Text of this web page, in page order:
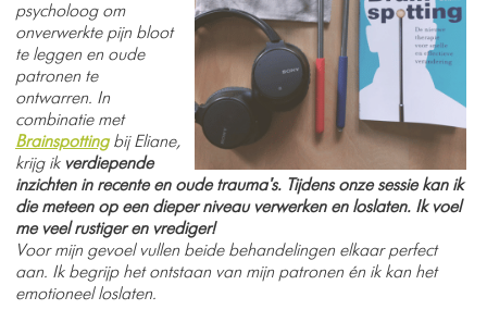
psycholoog om
onverwerkte pijn bloot
te leggen en oude
patronen te
ontwarren. In
combinatie met
Brainspottingbij Eliane,
krijg ik verdiepende
inzichten in recente en oude trauma's. Tijdens onze sessie kan ik
die meteen op een dieper niveau verwerken en loslaten. Ik voel
me veel rustiger en vrediger!
Voor mijn gevoel vullen beide behandelingen elkaar perfect
aan. Ik begrijp het ontstaan van mijn patronen én ik kan het
emotioneel loslaten.